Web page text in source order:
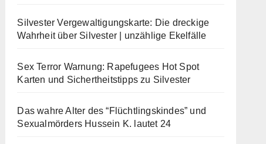
Silvester Vergewaltigungskarte: Die dreckige
Wahrheit über Silvester | unzählige Ekelfälle
Sex Terror Warnung: Rapefugees Hot Spot
Karten und Sichertheitstipps zu Silvester
Das wahre Alter des “Flüchtlingskindes” und
Sexualmörders Hussein K. lautet 24